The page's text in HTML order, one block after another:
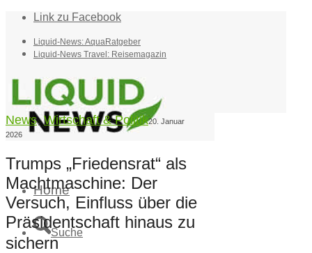
Link zu Facebook
Liquid-News: AquaRatgeber
Liquid-News Travel: Reisemagazin
Home
Suche
News,Wirtschaft & Politik20. Januar
2026
Trumps „Friedensrat“ als
Machtmaschine: Der
Versuch, Einfluss über die
Präsidentschaft hinaus zu
sichern